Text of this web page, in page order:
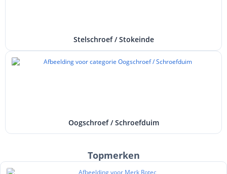
Stelschroef / Stokeinde
Oogschroef / Schroefduim
Topmerken